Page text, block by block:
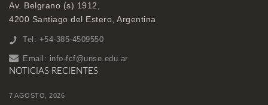
Av. Belgrano (s) 1912,
4200 Santiago del Estero, Argentina
Tel: +54-385-4509550
Email: info-fcf@unse.edu.ar
NOTICIAS RECIENTES
7 AGOSTO, 2026